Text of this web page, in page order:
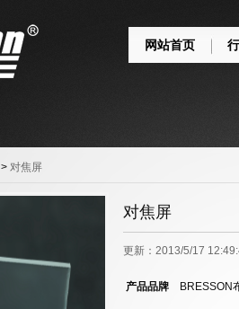
网站首页
> 对焦屏
对焦屏
更新：2013/5/17
产品品牌 BRESSON